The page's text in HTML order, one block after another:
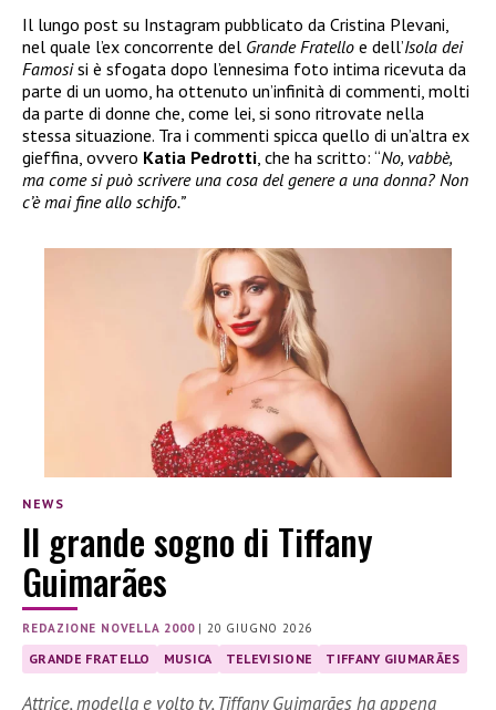
Il lungo post su Instagram pubblicato da Cristina Plevani,
nel quale l’ex concorrente del Grande Fratello e dell’Isola dei
Famosisi è sfogata dopo l’ennesima foto intima ricevuta da
parte di un uomo, ha ottenuto un’infinità di commenti, molti
da parte di donne che, come lei, si sono ritrovate nella
stessa situazione. Tra i commenti spicca quello di un’altra ex
gieffina, ovvero Katia Pedrotti, che ha scritto: “No, vabbè,
ma come si può scrivere una cosa del genere a una donna? Non
c’è mai fine allo schifo.”
NEWS
Il grande sogno di Tiffany
Guimarães
REDAZIONE NOVELLA 2000|20 GIUGNO 2026
GRANDE FRATELLO MUSICA TELEVISIONE TIFFANY GIUMARÃES
Attrice, modella e volto tv, Tiffany Guimarães ha appena